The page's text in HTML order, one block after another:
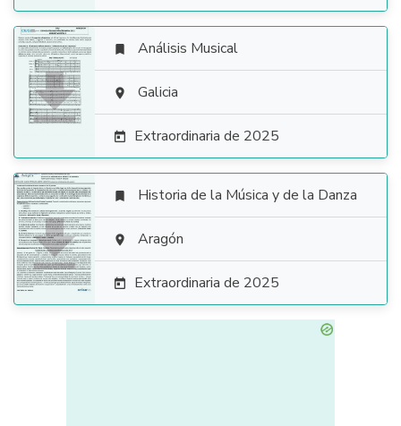

 Análisis Musical
 Galicia
 Extraordinaria de 2025

 Historia de la Música y de la Danza
 Aragón
 Extraordinaria de 2025